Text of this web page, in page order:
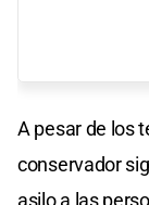
A pesar de los
conservador
asilo a las